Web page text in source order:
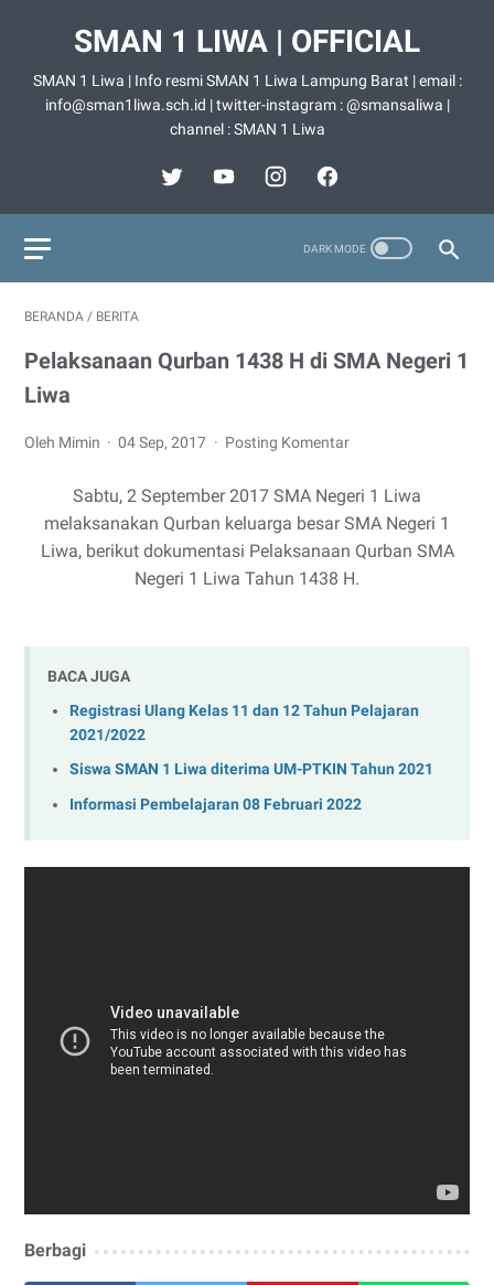
SMAN 1 LIWA | OFFICIAL
SMAN 1 Liwa | Info resmi SMAN 1 Liwa Lampung Barat | email :
info@sman1liwa.sch.id | twitter-instagram : @smansaliwa |
channel : SMAN 1 Liwa
BERANDA / BERITA
Pelaksanaan Qurban 1438 H di SMA Negeri 1
Liwa
Oleh Mimin 04 Sep, 2017 Posting Komentar
Sabtu, 2 September 2017 SMA Negeri 1 Liwa
melaksanakan Qurban keluarga besar SMA Negeri 1
Liwa, berikut dokumentasi Pelaksanaan Qurban SMA
Negeri 1 Liwa Tahun 1438 H.
BACA JUGA
Registrasi Ulang Kelas 11 dan 12 Tahun Pelajaran
2021/2022
Siswa SMAN 1 Liwa diterima UM-PTKIN Tahun 2021
Informasi Pembelajaran 08 Februari 2022
Berbagi